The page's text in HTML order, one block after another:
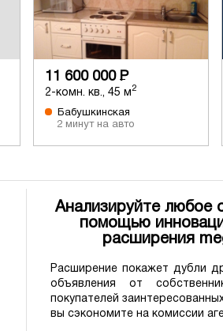
11 600 000 Р
2-комн. кв., 45 м 2
Бабушкинская
2 минут на авто
Анализируйте любое
помощью
расширения
Расширение покажет дубли
объявления от
покупателей
вы сэкономите на комиссии